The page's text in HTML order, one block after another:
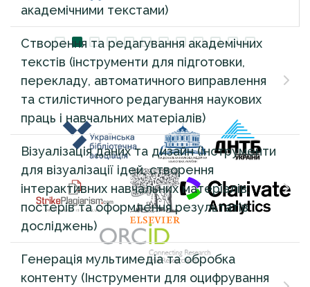
академічними текстами)
Створення та редагування академічних
текстів (інструменти для підготовки,
перекладу, автоматичного виправлення
та стилістичного редагування наукових
праць і навчальних матеріалів)
Візуалізація даних та дизайн (інструменти
для візуалізації ідей, створення
інтерактивних навчальних матеріалів,
постерів та оформлення результатів
досліджень)
Генерація мультимедіа та обробка
контенту (Інструменти для оцифрування